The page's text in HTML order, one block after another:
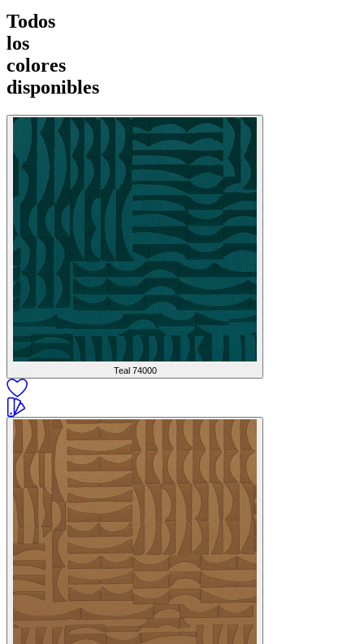
Todos
los
colores
disponibles
Teal 74000